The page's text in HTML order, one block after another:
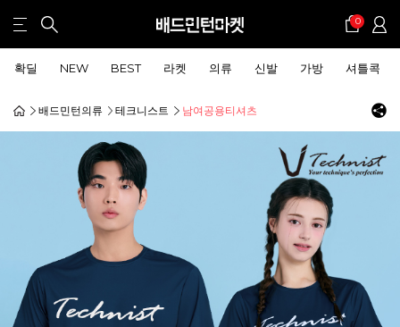
0
확딜 NEW BEST 라켓 의류 신발 가방 셔틀콕
배드민턴의류 테크니스트 남여공용티셔츠